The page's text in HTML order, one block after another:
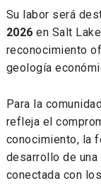
Su labor será
2026 en Salt
reconocimiento
geología
Para la
refleja el
conocimiento, la
desarrollo de
conectada con